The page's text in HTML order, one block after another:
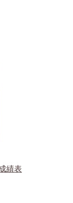
績表